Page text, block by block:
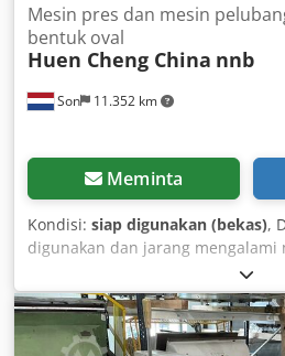
Son 11.352 km
Mesin pres dan mesin
bentuk oval
Huen Cheng China nnb
Meminta
Kondisi: siap digunakan (bekas),
digunakan dan jarang mengalami
merupakan mesin China tahun
riveting untuk lubang oval.